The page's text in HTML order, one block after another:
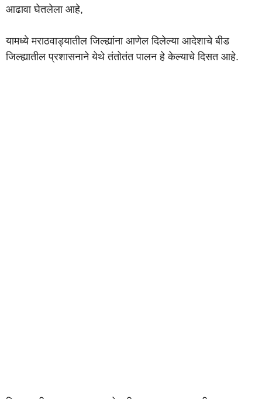
आढावा घेतलेला आहे,
यामध्ये मराठवाड्यातील जिल्ह्यांना आणेल दिलेल्या आदेशाचे बीड
जिल्ह्यातील प्रशासनाने येथे तंतोतंत पालन हे केल्याचे दिसत आहे.